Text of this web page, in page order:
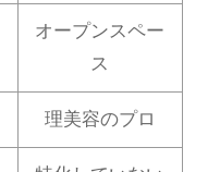
オープンスペー
ス
理美容のプロ